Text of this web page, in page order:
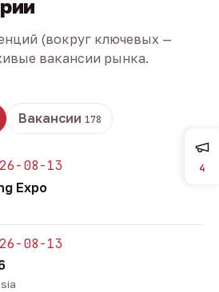
(вокруг ключевых —
вакансии рынка.
Вакансии 178
08-13
Expo
08-13
4